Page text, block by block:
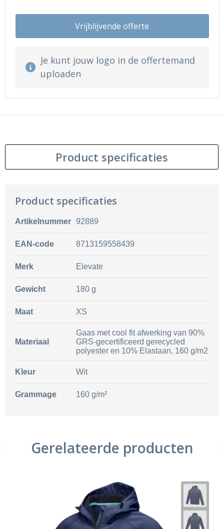
Vrijblijvende offerte
Je kunt jouw logo in de offertemand
uploaden
Product specificaties
Product specificaties
Artikelnummer 92889
EAN-code 8713159558439
Merk Elevate
Gewicht 180 g
Maat XS
Materiaal
Gaas met cool fit afwerking van 90%
GRS-gecertificeerd gerecycled
polyester en 10% Elastaan, 160 g/m2
Kleur Wit
Grammage 160 g/m²
Gerelateerde producten